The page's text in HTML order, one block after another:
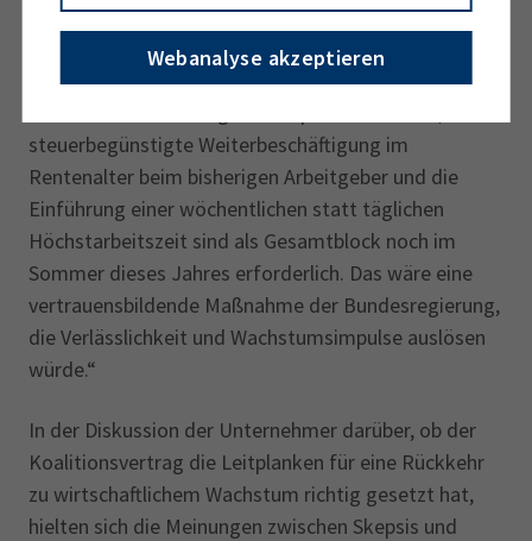
Webanalyse akzeptieren
Ausrüstungsinvestitionen rückwirkend zum
Jahresbeginn, die Senkung des Strompreises um 5
Cent je Kilowattstunde, der Beschluss zur
steuerbegünstigte Weiterbeschäftigung im
Rentenalter beim bisherigen Arbeitgeber und die
Einführung einer wöchentlichen statt täglichen
Höchstarbeitszeit sind als Gesamtblock noch im
Sommer dieses Jahres erforderlich. Das wäre eine
vertrauensbildende Maßnahme der Bundesregierung,
die Verlässlichkeit und Wachstumsimpulse auslösen
würde.“
In der Diskussion der Unternehmer darüber, ob der
Koalitionsvertrag die Leitplanken für eine Rückkehr
zu wirtschaftlichem Wachstum richtig gesetzt hat,
hielten sich die Meinungen zwischen Skepsis und